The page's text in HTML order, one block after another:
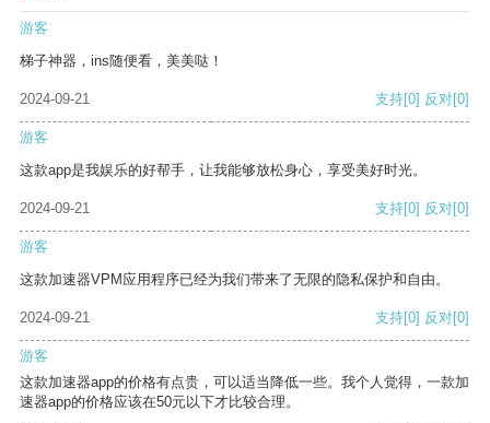
游客
梯子神器，ins随便看，美美哒！
2024-09-21 支持[0] 反对[0]
游客
这款app是我娱乐的好帮手，让我能够放松身心，享受美好时光。
2024-09-21 支持[0] 反对[0]
游客
这款加速器VPM应用程序已经为我们带来了无限的隐私保护和自由。
2024-09-21 支持[0] 反对[0]
游客
这款加速器app的价格有点贵，可以适当降低一些。我个人觉得，一款加
速器app的价格应该在50元以下才比较合理。